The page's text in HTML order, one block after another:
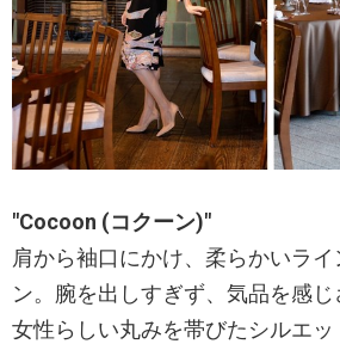
"Cocoon (コクーン)"
肩から袖口にかけ、柔らかいラ
ン。腕を出しすぎず、気品を感じ
女性らしい丸みを帯びたシルエッ